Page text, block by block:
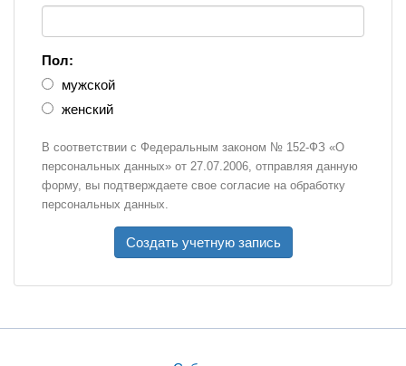
Пол:
мужской
женский
В соответствии с Федеральным законом № 152-ФЗ «О
персональных данных» от 27.07.2006, отправляя данную
форму, вы подтверждаете свое согласие на обработку
персональных данных.
Создать учетную запись